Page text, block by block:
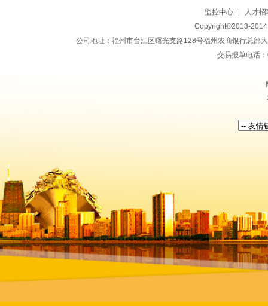
监控中心 |
人才招
Copyright©2013-
公司地址：福州市台江区曙光支路128号福州农商银行总
交易报单电话